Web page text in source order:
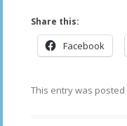
Share this:
Facebook
This entry was posted